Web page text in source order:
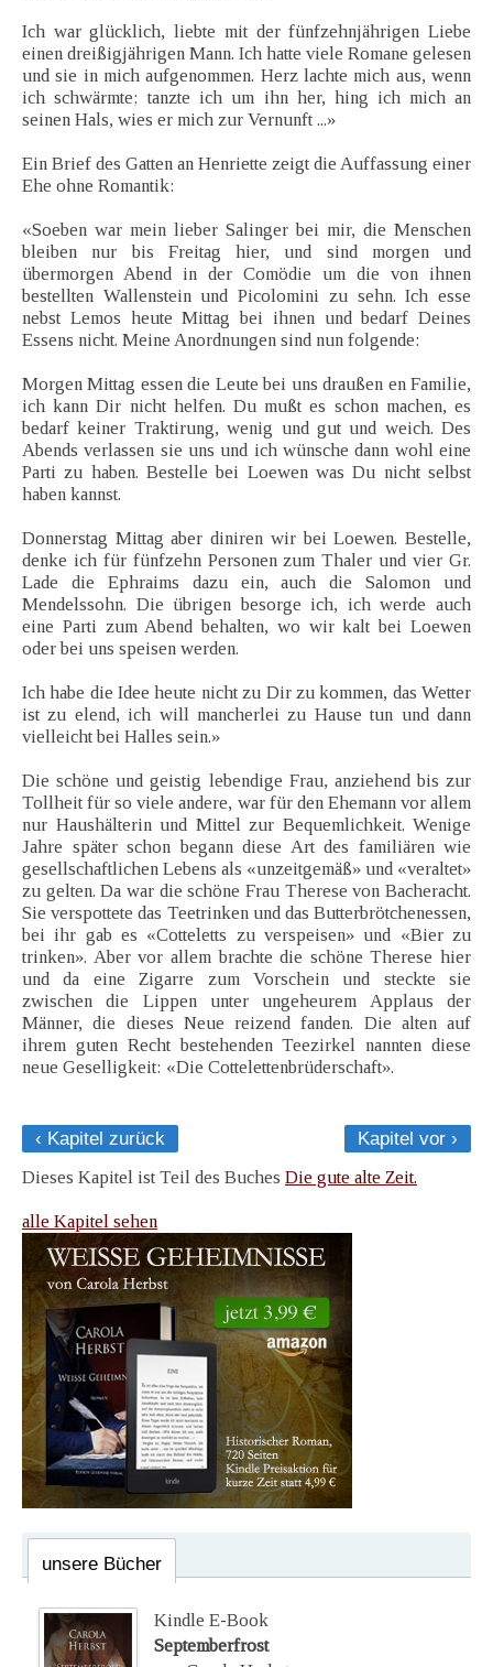
Ich war glücklich, liebte mit der fünfzehnjährigen Liebe
einen dreißigjährigen Mann. Ich hatte viele Romane gelesen
und sie in mich aufgenommen. Herz lachte mich aus, wenn
ich schwärmte; tanzte ich um ihn her, hing ich mich an
seinen Hals, wies er mich zur Vernunft ...»
Ein Brief des Gatten an Henriette zeigt die Auffassung einer
Ehe ohne Romantik:
«Soeben war mein lieber Salinger bei mir, die Menschen
bleiben nur bis Freitag hier, und sind morgen und
übermorgen Abend in der Comödie um die von ihnen
bestellten Wallenstein und Picolomini zu sehn. Ich esse
nebst Lemos heute Mittag bei ihnen und bedarf Deines
Essens nicht. Meine Anordnungen sind nun folgende:
Morgen Mittag essen die Leute bei uns draußen en Familie,
ich kann Dir nicht helfen. Du mußt es schon machen, es
bedarf keiner Traktirung, wenig und gut und weich. Des
Abends verlassen sie uns und ich wünsche dann wohl eine
Parti zu haben. Bestelle bei Loewen was Du nicht selbst
haben kannst.
Donnerstag Mittag aber diniren wir bei Loewen. Bestelle,
denke ich für fünfzehn Personen zum Thaler und vier Gr.
Lade die Ephraims dazu ein, auch die Salomon und
Mendelssohn. Die übrigen besorge ich, ich werde auch
eine Parti zum Abend behalten, wo wir kalt bei Loewen
oder bei uns speisen werden.
Ich habe die Idee heute nicht zu Dir zu kommen, das Wetter
ist zu elend, ich will mancherlei zu Hause tun und dann
vielleicht bei Halles sein.»
Die schöne und geistig lebendige Frau, anziehend bis zur
Tollheit für so viele andere, war für den Ehemann vor allem
nur Haushälterin und Mittel zur Bequemlichkeit. Wenige
Jahre später schon begann diese Art des familiären wie
gesellschaftlichen Lebens als «unzeitgemäß» und «veraltet»
zu gelten. Da war die schöne Frau Therese von Bacheracht.
Sie verspottete das Teetrinken und das Butterbrötchenessen,
bei ihr gab es «Cotteletts zu verspeisen» und «Bier zu
trinken». Aber vor allem brachte die schöne Therese hier
und da eine Zigarre zum Vorschein und steckte sie
zwischen die Lippen unter ungeheurem Applaus der
Männer, die dieses Neue reizend fanden. Die alten auf
ihrem guten Recht bestehenden Teezirkel nannten diese
neue Geselligkeit: «Die Cottelettenbrüderschaft».
‹ Kapitel zurück
Kapitel vor ›
Dieses Kapitel ist Teil des Buches Die gute alte Zeit.
alle Kapitel sehen
unsere Bücher
Kindle E-Book
Septemberfrost